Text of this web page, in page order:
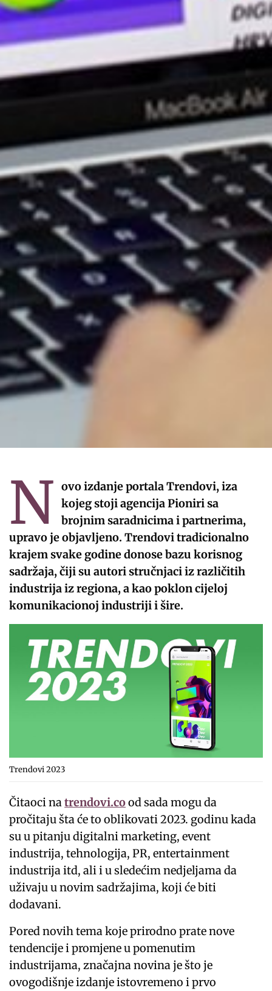
N ovo izdanje portala Trendovi, iza
kojeg stoji agencija Pioniri sa
brojnim saradnicima i partnerima,
upravo je objavljeno. Trendovi tradicionalno
krajem svake godine donose bazu korisnog
sadržaja, čiji su autori stručnjaci iz različitih
industrija iz regiona, a kao poklon cijeloj
komunikacionoj industriji i šire.
Trendovi 2023
Čitaoci natrendovi.cood sada mogu da
pročitaju šta će to oblikovati 2023. godinu kada
su u pitanju digitalni marketing, event
industrija, tehnologija, PR, entertainment
industrija itd, ali i u sledećim nedjeljama da
uživaju u novim sadržajima, koji će biti
dodavani.
Pored novih tema koje prirodno prate nove
tendencije i promjene u pomenutim
industrijama, značajna novina je što je
ovogodišnje izdanje istovremeno i prvo